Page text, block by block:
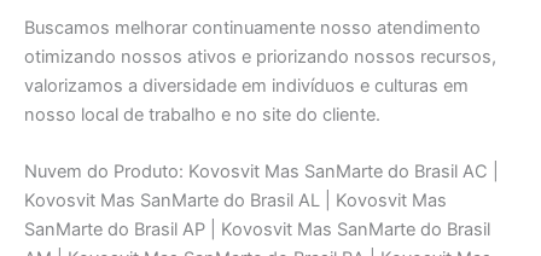
Buscamos melhorar continuamente nosso atendimento
otimizando nossos ativos e priorizando nossos recursos,
valorizamos a diversidade em indivíduos e culturas em
nosso local de trabalho e no site do cliente.
Nuvem do Produto: Kovosvit Mas SanMarte do Brasil AC |
Kovosvit Mas SanMarte do Brasil AL | Kovosvit Mas
SanMarte do Brasil AP | Kovosvit Mas SanMarte do Brasil